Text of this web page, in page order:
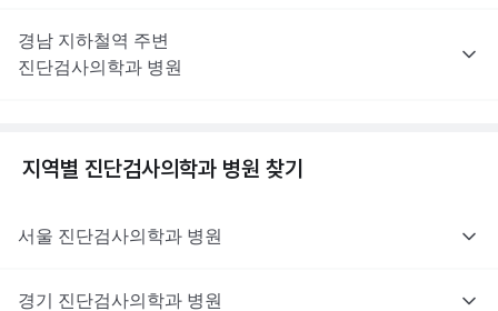
경남 지하철역 주변
진단검사의학과 병원
지역별 진단검사의학과 병원 찾기
서울 진단검사의학과 병원
경기 진단검사의학과 병원